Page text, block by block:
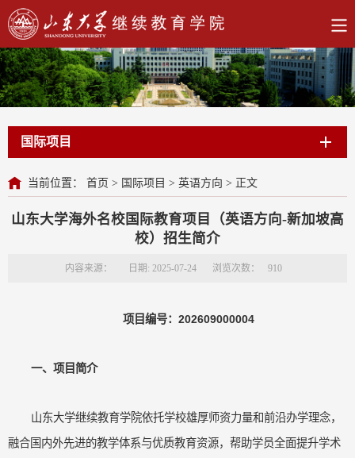
国际项目
当前位置： 首页 > 国际项目 > 英语方向 > 正文
山东大学海外名校国际教育项目（英语方向-新加坡高
校）招生简介
内容来源： 日期: 2025-07-24 浏览次数： 910
项目编号：202609000004
一、项目简介
山东大学继续教育学院依托学校雄厚师资力量和前沿办学理念，
融合国内外先进的教学体系与优质教育资源，帮助学员全面提升学术